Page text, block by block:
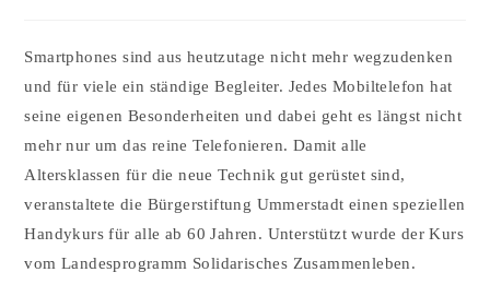
Smartphones sind aus heutzutage nicht mehr wegzudenken
und für viele ein ständige Begleiter. Jedes Mobiltelefon hat
seine eigenen Besonderheiten und dabei geht es längst nicht
mehr nur um das reine Telefonieren. Damit alle
Altersklassen für die neue Technik gut gerüstet sind,
veranstaltete die Bürgerstiftung Ummerstadt einen speziellen
Handykurs für alle ab 60 Jahren. Unterstützt wurde der Kurs
vom Landesprogramm Solidarisches Zusammenleben.